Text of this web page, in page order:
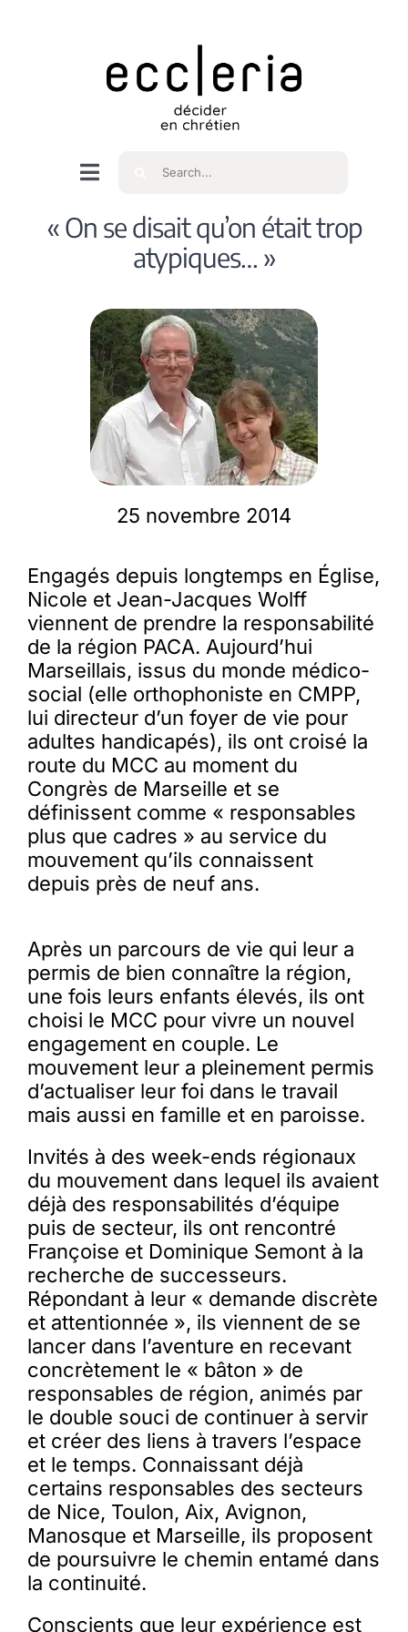
Navigation
bascule
Accueil
Intéressés
Spiritualité
Membres
Nous soutenir
La revue Responsables
Rechercher
« On se disait qu’on était trop
atypiques… »
25 novembre 2014
Engagés depuis longtemps en Église,
Nicole et Jean-Jacques Wolff
viennent de prendre la responsabilité
de la région PACA. Aujourd’hui
Marseillais, issus du monde médico-
social (elle orthophoniste en CMPP,
lui directeur d’un foyer de vie pour
adultes handicapés), ils ont croisé la
route du MCC au moment du
Congrès de Marseille et se
définissent comme « responsables
plus que cadres » au service du
mouvement qu’ils connaissent
depuis près de neuf ans.
Après un parcours de vie qui leur a
permis de bien connaître la région,
une fois leurs enfants élevés, ils ont
choisi le MCC pour vivre un nouvel
engagement en couple. Le
mouvement leur a pleinement permis
d’actualiser leur foi dans le travail
mais aussi en famille et en paroisse.
Invités à des week-ends régionaux
du mouvement dans lequel ils avaient
déjà des responsabilités d’équipe
puis de secteur, ils ont rencontré
Françoise et Dominique Semont à la
recherche de successeurs.
Répondant à leur « demande discrète
et attentionnée », ils viennent de se
lancer dans l’aventure en recevant
concrètement le « bâton » de
responsables de région, animés par
le double souci de continuer à servir
et créer des liens à travers l’espace
et le temps. Connaissant déjà
certains responsables des secteurs
de Nice, Toulon, Aix, Avignon,
Manosque et Marseille, ils proposent
de poursuivre le chemin entamé dans
la continuité.
Conscients que leur expérience est